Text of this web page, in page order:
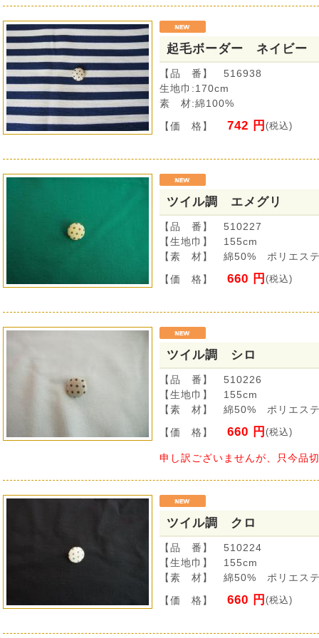
起毛ボーダー ネイビ
【品 番】 516938
生地巾:170cm
素 材:綿100%
【価 格】 742 円(税込)
ツイル調 エメグリ
【品 番】 510227
【生地巾】 155cm
【素 材】 綿50% ポリエス
【価 格】 660 円(税込)
ツイル調 シロ
【品 番】 510226
【生地巾】 155cm
【素 材】 綿50% ポリエス
【価 格】 660 円(税込)
申し訳ございませんが、只今品
ツイル調 クロ
【品 番】 510224
【生地巾】 155cm
【素 材】 綿50% ポリエス
【価 格】 660 円(税込)